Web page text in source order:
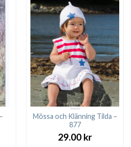
Mössa och Klänning Tilda –
877
29.00 kr